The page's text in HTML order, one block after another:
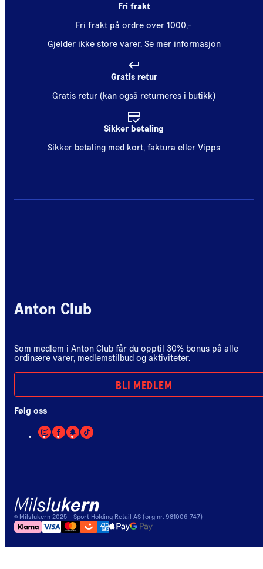
Fri frakt
Fri frakt på ordre over 1000,-
Gjelder ikke store varer. Se mer informasjon
Gratis retur
Gratis retur (kan også returneres i butikk)
Sikker betaling
Sikker betaling med kort, faktura eller Vipps
Anton Club
Som medlem i Anton Club får du opptil 30% bonus på alle
ordinære varer, medlemstilbud og aktiviteter.
BLI MEDLEM
Følg oss
© Milslukern 2025 - Sport Holding Retail AS (org nr. 981006 747)